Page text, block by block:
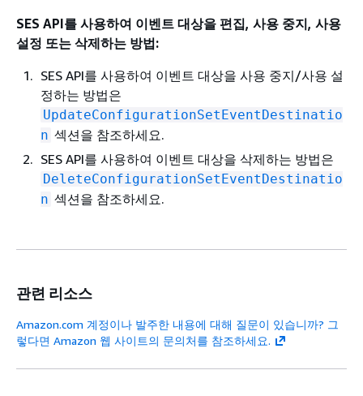
SES API를 사용하여 이벤트 대상을 편집, 사용 중지, 사용
설정 또는 삭제하는 방법:
SES API를 사용하여 이벤트 대상을 사용 중지/사용 설
정하는 방법은
UpdateConfigurationSetEventDestinatio
n 섹션을 참조하세요.
SES API를 사용하여 이벤트 대상을 삭제하는 방법은
DeleteConfigurationSetEventDestinatio
n 섹션을 참조하세요.
관련 리소스
Amazon.com 계정이나 발주한 내용에 대해 질문이 있습니까? 그
렇다면 Amazon 웹 사이트의 문의처를 참조하세요.